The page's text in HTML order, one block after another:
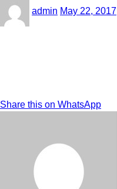
admin May 22, 2017
Share this on WhatsApp